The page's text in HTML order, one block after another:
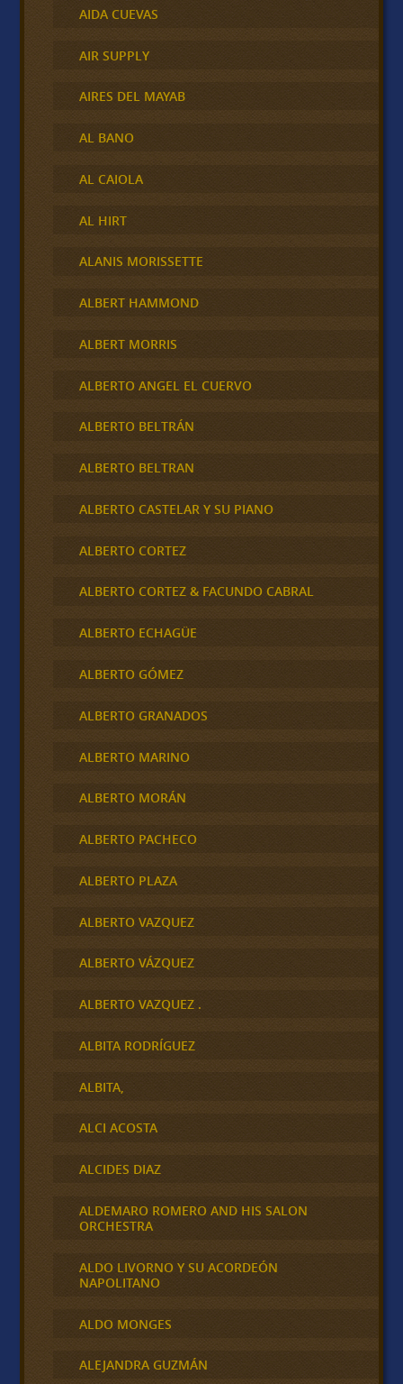
AIDA CUEVAS
AIR SUPPLY
AIRES DEL MAYAB
AL BANO
AL CAIOLA
AL HIRT
ALANIS MORISSETTE
ALBERT HAMMOND
ALBERT MORRIS
ALBERTO ANGEL EL CUERVO
ALBERTO BELTRÁN
ALBERTO BELTRAN
ALBERTO CASTELAR Y SU PIANO
ALBERTO CORTEZ
ALBERTO CORTEZ & FACUNDO CABRAL
ALBERTO ECHAGÜE
ALBERTO GÓMEZ
ALBERTO GRANADOS
ALBERTO MARINO
ALBERTO MORÁN
ALBERTO PACHECO
ALBERTO PLAZA
ALBERTO VAZQUEZ
ALBERTO VÁZQUEZ
ALBERTO VAZQUEZ .
ALBITA RODRÍGUEZ
ALBITA,
ALCI ACOSTA
ALCIDES DIAZ
ALDEMARO ROMERO AND HIS SALON
ORCHESTRA
ALDO LIVORNO Y SU ACORDEÓN
NAPOLITANO
ALDO MONGES
ALEJANDRA GUZMÁN